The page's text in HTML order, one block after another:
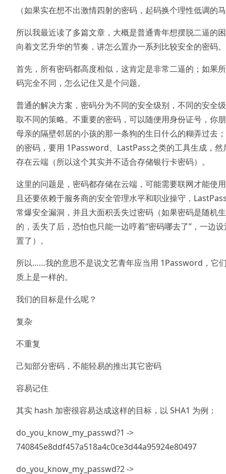
（如果实在想不出激情四射的密码，起码换个理性低调的
所以我最近读了多篇文章，大概是普通青年想摆脱二逼的
向着文艺升华的节奏，讲怎么置办一系列比较安全的密码。
首先，所有密码都高度相似，这肯定是非常二逼的；如果
码完全不同，怎么记住又是个问题。
普通的解决方案，密码分为不同的安全级别，不同的安全
取不同的策略。不重要的密码，可以随便用身份证号，你
母亲的隔壁邻居的小孩的那一条狗的生日什么的糊弄过去
的密码，要用 1Password、LastPass之类的工具生成，然
存在云端（所以这个其实并不适合存储银行卡密码）。
这里的问题是，密码都存储在云端，可能需要联网才能使
且还要依赖于服务商的安全管理水平和职业操守，
常爆安全漏洞，并且大面积丢失过密码（如果密码是随机
的，丢失了后，恐怕也只能一边哼着“密码哪去了”，一边
置了）。
所以……我的意思不是说文艺青年应当用 1Password，它
质上是一样的。
我们的目标是什么呢？
复杂
不重复
己知部分密码，不能轻易的推出其它密码
容易记住
其实 hash 加密很容易达成这样的目标，以 SHA1 为例：
do_you_know_my_passwd?1 ->
740845e8ddf457a518a4c0ce3d44a95924e80497
do_you_know_my_passwd?2 ->